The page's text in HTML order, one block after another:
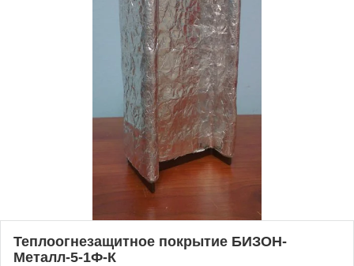
Теплоогнезащитное покрытие БИЗОН-
Металл-5-1Ф-К